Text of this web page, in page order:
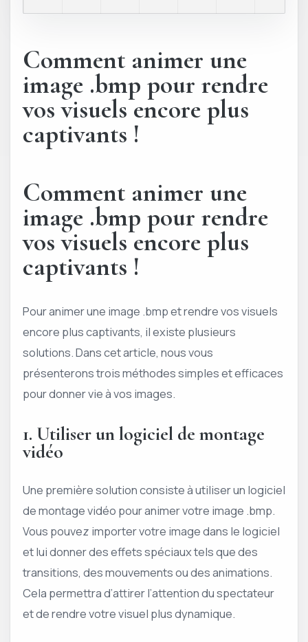
Comment animer une
image .bmp pour rendre
vos visuels encore plus
captivants !
Comment animer une
image .bmp pour rendre
vos visuels encore plus
captivants !
Pour animer une image .bmp et rendre vos visuels
encore plus captivants, il existe plusieurs
solutions. Dans cet article, nous vous
présenterons trois méthodes simples et efficaces
pour donner vie à vos images.
1. Utiliser un logiciel de montage
vidéo
Une première solution consiste à utiliser un logiciel
de montage vidéo pour animer votre image .bmp.
Vous pouvez importer votre image dans le logiciel
et lui donner des effets spéciaux tels que des
transitions, des mouvements ou des animations.
Cela permettra d’attirer l’attention du spectateur
et de rendre votre visuel plus dynamique.